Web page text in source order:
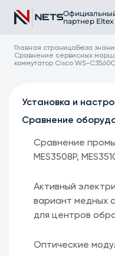
партнер Eltex
Главная страница База
Сравнение сервисных
коммутатор Cisco WS-
Установка и
Сравнение
Сравнение
MES3508P,
Активный
вариант медных
для центров
Оптические